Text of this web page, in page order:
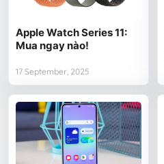
Apple Watch Series 11:
Mua ngay nào!
17 September, 2025